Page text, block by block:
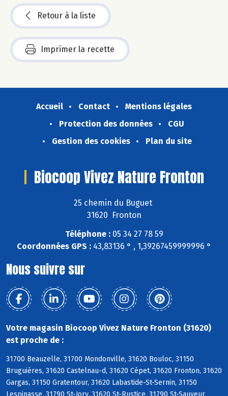
Retour à la liste
Imprimer la recette
Accueil Contact
Mentions légales
Protection des données
CGU
Gestion des cookies
Plan du site
Biocoop Vivez Nature Fronton
25 chemin du Buguet
31620 Fronton
Téléphone :05 34 27 78 59
Coordonnées GPS : 43,83136 ° , 1,39267459999996 °
Nous suivre sur
Votre magasin Biocoop Vivez Nature Fronton (31620)
est proche de :
31700 Beauzelle, 31700 Mondonville, 31620 Bouloc, 31150
Bruguières, 31620 Castelnau-d, 31620 Cépet, 31620 Fronton, 31620
Gargas, 31150 Gratentour, 31620 Labastide-St-Sernin, 31150
Lespinasse, 31790 St-Jory, 31620 St-Rustice, 31790 St-Sauveur,